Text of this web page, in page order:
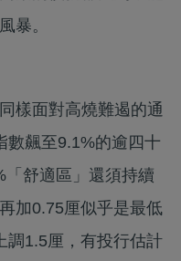
暴。
樣面對高燒難遏的通
數飆至9.1%的逾四十
舒適區」還須持續
加0.75厘似乎是最低
調1.5厘，有投行估計